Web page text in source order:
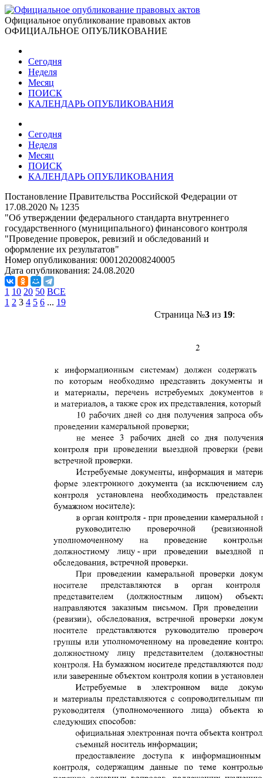
Официальное опубликование правовых актов
ОФИЦИАЛЬНОЕ ОПУБЛИКОВАНИЕ
Сегодня
Неделя
Месяц
ПОИСК
КАЛЕНДАРЬ ОПУБЛИКОВАНИЯ
Сегодня
Неделя
Месяц
ПОИСК
КАЛЕНДАРЬ ОПУБЛИКОВАНИЯ
Постановление Правительства Российской Федерации от
17.08.2020 № 1235
"Об утверждении федерального стандарта внутреннего
государственного (муниципального) финансового контроля
"Проведение проверок, ревизий и обследований и
оформление их результатов"
Номер опубликования: 0001202008240005
Дата опубликования: 24.08.2020
1 10 20 50 ВСЕ
1 2 3 4 5 6 ... 19
Страница №3из 19: